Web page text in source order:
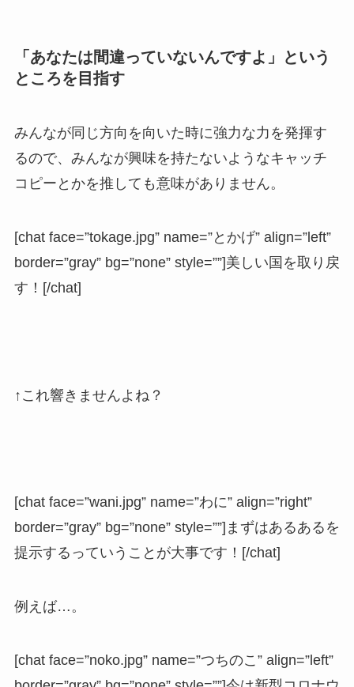
「あなたは間違っていないんですよ」という
ところを目指す
みんなが同じ方向を向いた時に強力な力を発揮す
るので、みんなが興味を持たないようなキャッチ
コピーとかを推しても意味がありません。
[chat face=”tokage.jpg” name=”とかげ” align=”left”
border=”gray” bg=”none” style=””]美しい国を取り戻
す！[/chat]
↑これ響きませんよね？
[chat face=”wani.jpg” name=”わに” align=”right”
border=”gray” bg=”none” style=””]まずはあるあるを
提示するっていうことが大事です！[/chat]
例えば…。
[chat face=”noko.jpg” name=”つちのこ” align=”left”